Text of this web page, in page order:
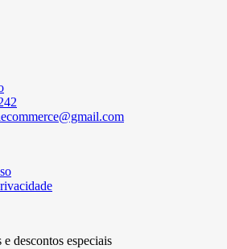
descontos especiais